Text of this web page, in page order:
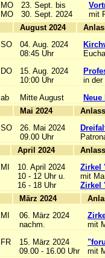
MO
MO
23. Sept. bis
30. Sept. 2024
mit
August 2024
SO
04. Aug. 2024
08:45 Uhr
DO
15. Aug. 2024
10:00 Uhr
in der
ab
Mitte August
Mai 2024
SO
26. Mai 2024
09.00 Uhr
April 2024
MI
10. April 2024
10 - 12 Uhr u.
16 - 18 Uhr
Zirkel
mit
Zirkel
März 2024
MI
06. März 2024
nachm.
mit
FR
15. März 2024
09.00 - 16.00 Uhr
mit